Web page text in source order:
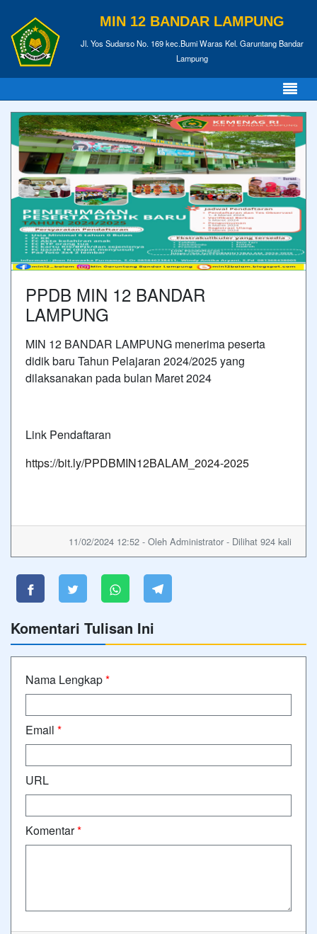
MIN 12 BANDAR LAMPUNG
Jl. Yos Sudarso No. 169 kec.Bumi Waras Kel. Garuntang Bandar
Lampung
PPDB MIN 12 BANDAR
LAMPUNG
MIN 12 BANDAR LAMPUNG menerima peserta
didik baru Tahun Pelajaran 2024/2025 yang
dilaksanakan pada bulan Maret 2024
Link Pendaftaran
https://bit.ly/PPDBMIN12BALAM_2024-2025
11/02/2024 12:52 - Oleh Administrator - Dilihat 924 kali
Komentari Tulisan Ini
Nama Lengkap*
Email *
URL
Komentar*